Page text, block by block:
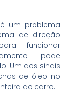
é um problema
de direção
funcionar
pode
Um dos sinais
de óleo no
do carro.